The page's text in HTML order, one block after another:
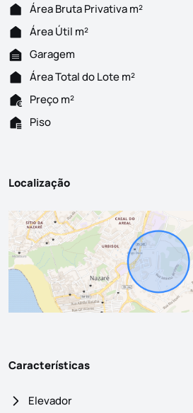
Área Bruta Privativa m²
Área Útil m²
Garagem
Área Total do Lote m²
Preço m²
Piso
Localização
Características
Elevador